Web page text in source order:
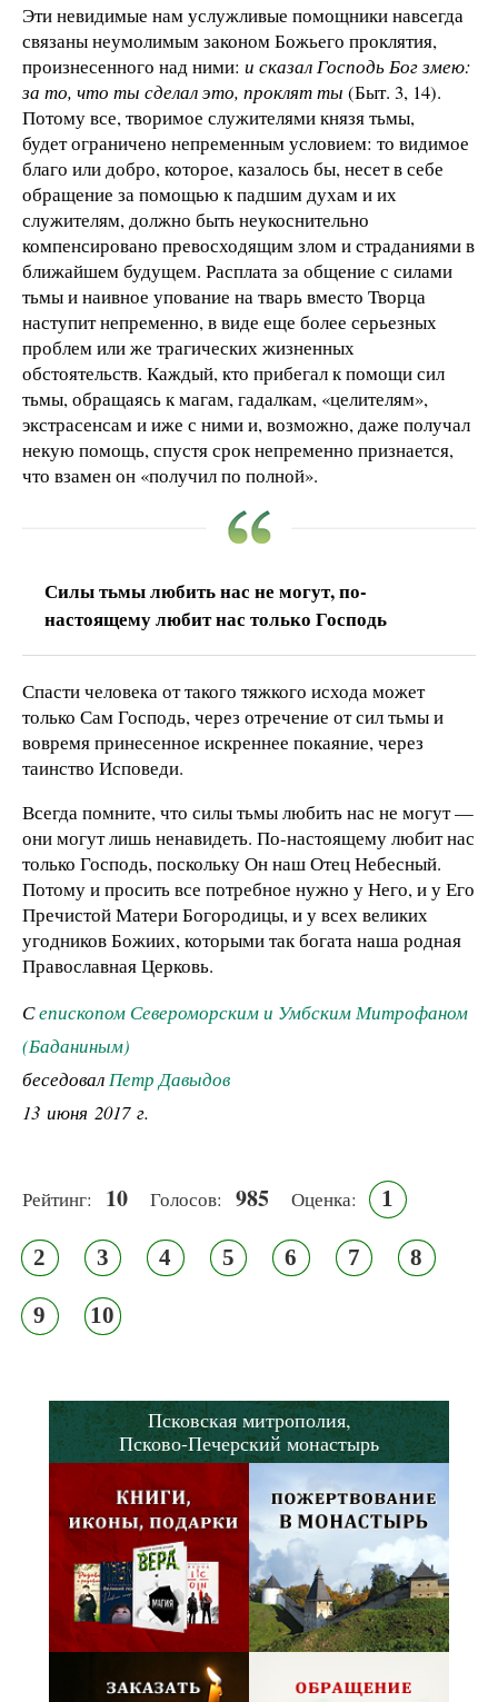
Эти невидимые нам услужливые помощники навсегда
связаны неумолимым законом Божьего проклятия,
произнесенного над ними: и сказал Господь Бог змею:
за то, что ты сделал это, проклят ты (Быт. 3, 14).
Потому все, творимое служителями князя тьмы,
будет ограничено непременным условием: то видимое
благо или добро, которое, казалось бы, несет в себе
обращение за помощью к падшим духам и их
служителям, должно быть неукоснительно
компенсировано превосходящим злом и страданиями в
ближайшем будущем. Расплата за общение с силами
тьмы и наивное упование на тварь вместо Творца
наступит непременно, в виде еще более серьезных
проблем или же трагических жизненных
обстоятельств. Каждый, кто прибегал к помощи сил
тьмы, обращаясь к магам, гадалкам, «целителям»,
экстрасенсам и иже с ними и, возможно, даже получал
некую помощь, спустя срок непременно признается,
что взамен он «получил по полной».
Силы тьмы любить нас не могут, по-
настоящему любит нас только Господь
Спасти человека от такого тяжкого исхода может
только Сам Господь, через отречение от сил тьмы и
вовремя принесенное искреннее покаяние, через
таинство Исповеди.
Всегда помните, что силы тьмы любить нас не могут ­—
они могут лишь ненавидеть. По-настоящему любит нас
только Господь, поскольку Он наш Отец Небесный.
Потому и просить все потребное нужно у Него, и у Его
Пречистой Матери Богородицы, и у всех великих
угодников Божиих, которыми так богата наша родная
Православная Церковь.
Сепископом Североморским и Умбским Митрофаном
(Баданиным)
беседовалПетр Давыдов
13 июня 2017 г.
Рейтинг: 10 Голосов: 985 Оценка: 1
2 3 4 5 6 7 8
9 10
Псковская митрополия,
Псково-Печерский монастырь